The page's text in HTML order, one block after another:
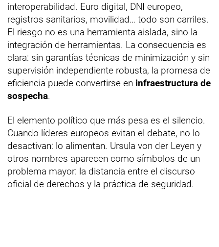
interoperabilidad. Euro digital, DNI europeo,
registros sanitarios, movilidad… todo son carriles.
El riesgo no es una herramienta aislada, sino la
integración de herramientas. La consecuencia es
clara: sin garantías técnicas de minimización y sin
supervisión independiente robusta, la promesa de
eficiencia puede convertirse en infraestructura de
sospecha.
El elemento político que más pesa es el silencio.
Cuando líderes europeos evitan el debate, no lo
desactivan: lo alimentan. Ursula von der Leyen y
otros nombres aparecen como símbolos de un
problema mayor: la distancia entre el discurso
oficial de derechos y la práctica de seguridad.